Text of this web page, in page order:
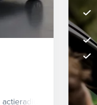
Elektrisch